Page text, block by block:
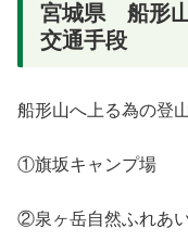
宮城県 船形
交通手段
船形山へ上る為の登
①旗坂キャンプ場
②泉ヶ岳自然ふれあい